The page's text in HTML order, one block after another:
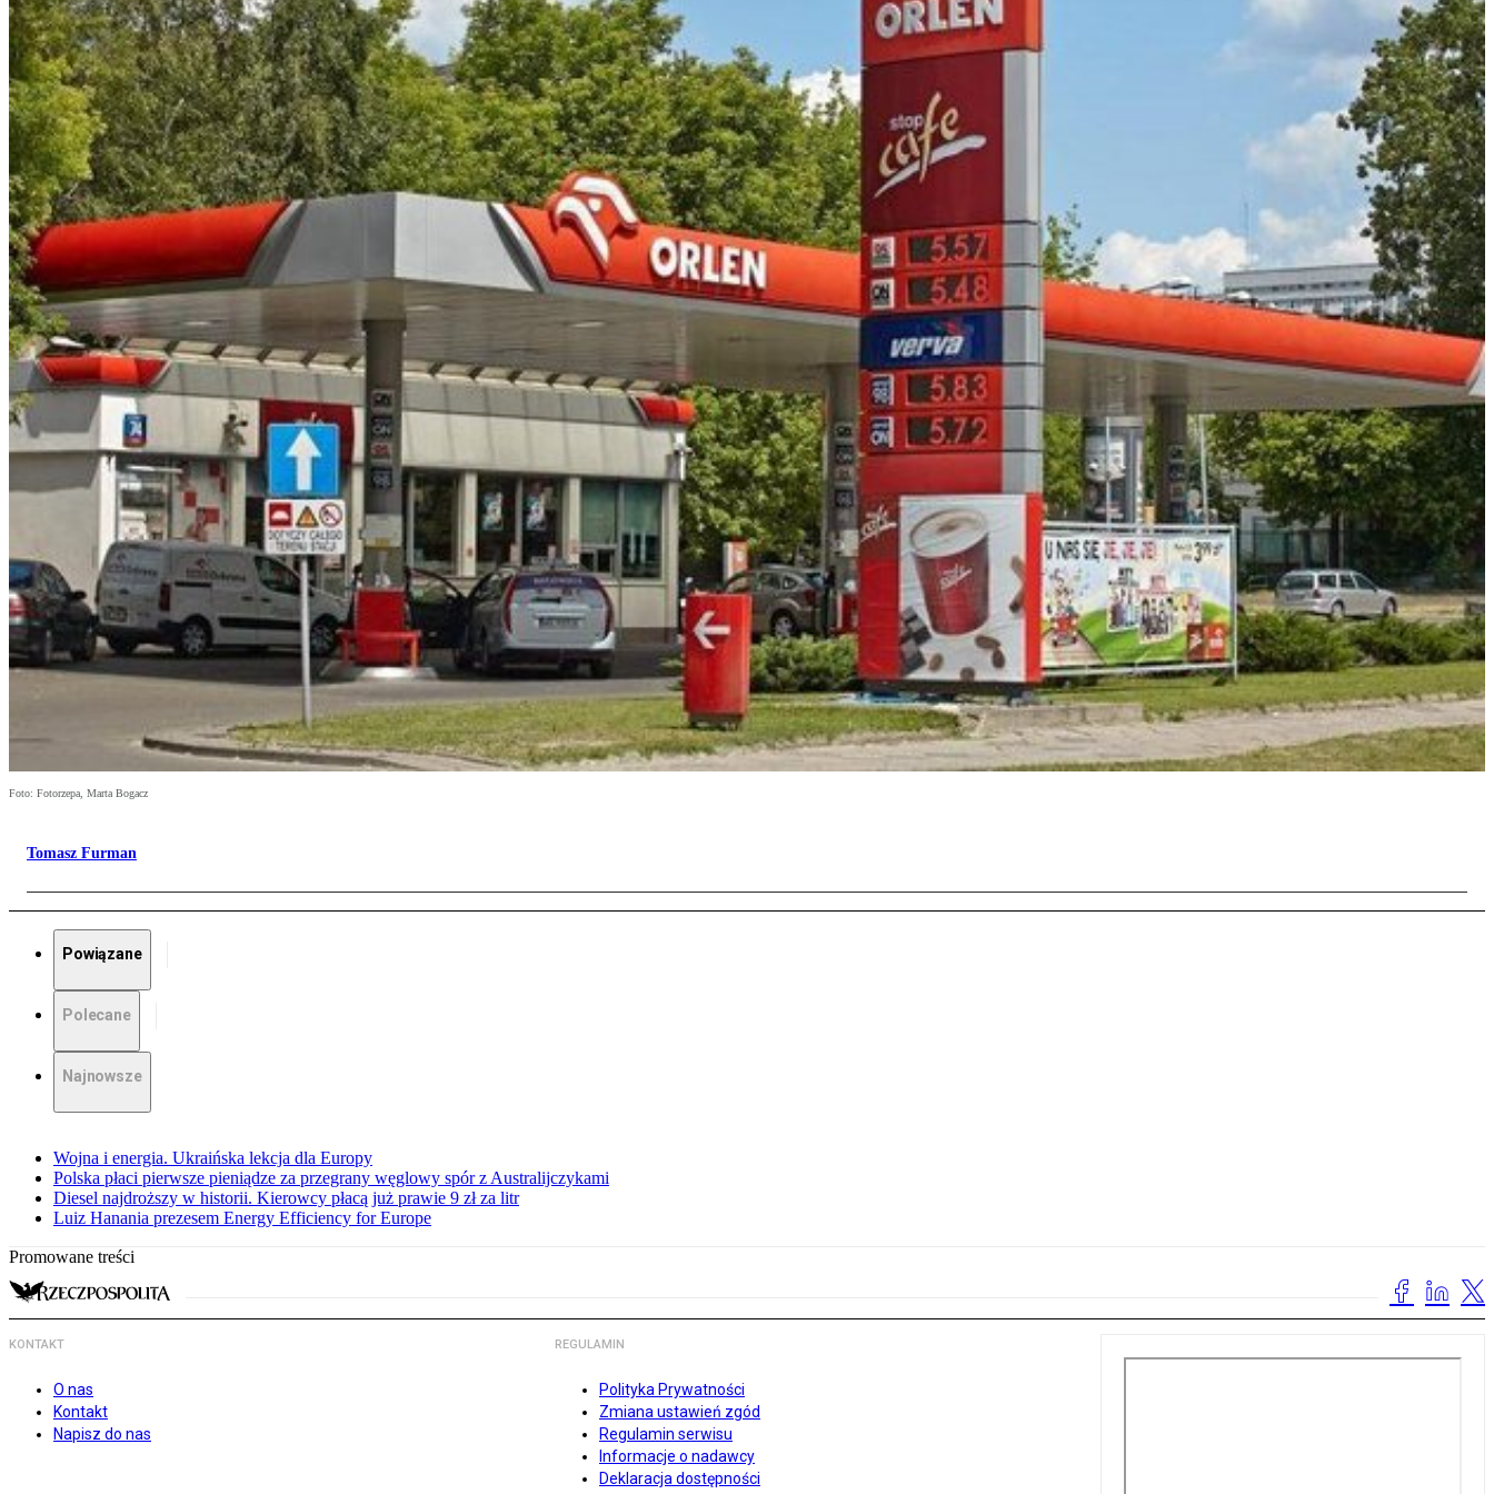
Foto: Fotorzepa, Marta Bogacz
Tomasz Furman
Powiązane
Polecane
Najnowsze
Wojna i energia. Ukraińska lekcja dla Europy
Polska płaci pierwsze pieniądze za przegrany węglowy spór z Australijczykami
Diesel najdroższy w historii. Kierowcy płacą już prawie 9 zł za litr
Luiz Hanania prezesem Energy Efficiency for Europe
Promowane treści
KONTAKT
O nas
Kontakt
Napisz do nas
REGULAMIN
Polityka Prywatności
Zmiana ustawień zgód
Regulamin serwisu
Informacje o nadawcy
Deklaracja dostępności